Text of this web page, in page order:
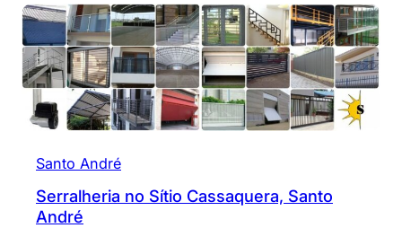
Santo André
Serralheria no Sítio Cassaquera, Santo
André